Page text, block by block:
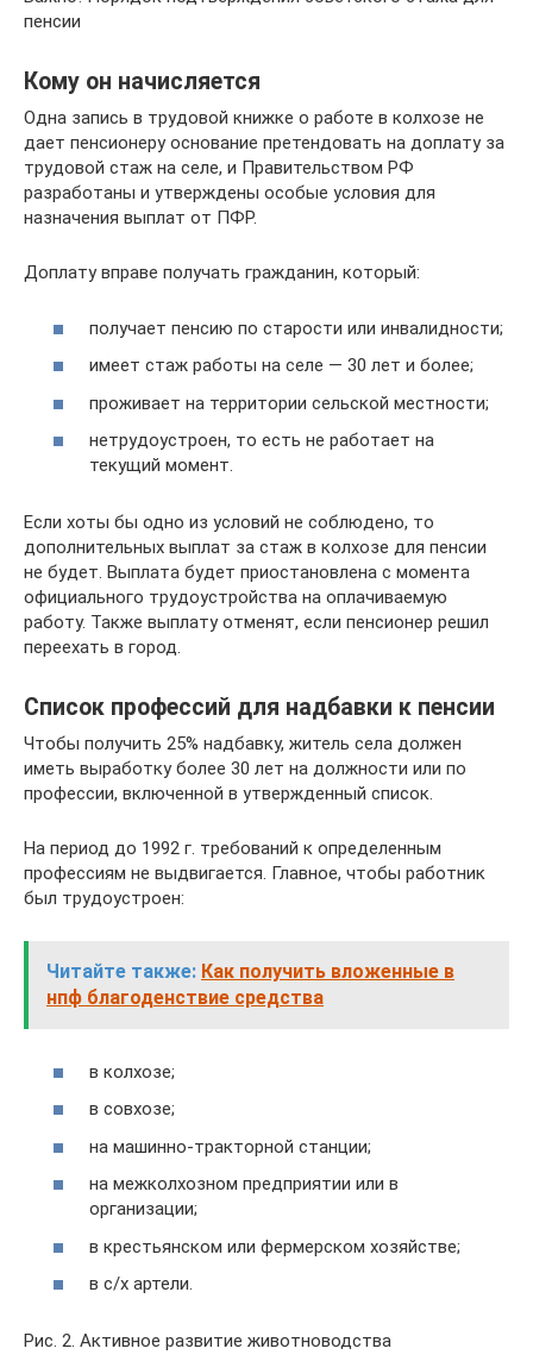
пенсии
Кому он начисляется
Одна запись в трудовой книжке о работе в колхозе не
дает пенсионеру основание претендовать на доплату за
трудовой стаж на селе, и Правительством РФ
разработаны и утверждены особые условия для
назначения выплат от ПФР.
Доплату вправе получать гражданин, который:
получает пенсию по старости или инвалидности;
имеет стаж работы на селе — 30 лет и более;
проживает на территории сельской местности;
нетрудоустроен, то есть не работает на
текущий момент.
Если хоты бы одно из условий не соблюдено, то
дополнительных выплат за стаж в колхозе для пенсии
не будет. Выплата будет приостановлена с момента
официального трудоустройства на оплачиваемую
работу. Также выплату отменят, если пенсионер решил
переехать в город.
Список профессий для надбавки к пенсии
Чтобы получить 25% надбавку, житель села должен
иметь выработку более 30 лет на должности или по
профессии, включенной в утвержденный список.
На период до 1992 г. требований к определенным
профессиям не выдвигается. Главное, чтобы работник
был трудоустроен:
Читайте также: Как получить вложенные в
нпф благоденствие средства
в колхозе;
в совхозе;
на машинно-тракторной станции;
на межколхозном предприятии или в
организации;
в крестьянском или фермерском хозяйстве;
в с/х артели.
Рис. 2. Активное развитие животноводства